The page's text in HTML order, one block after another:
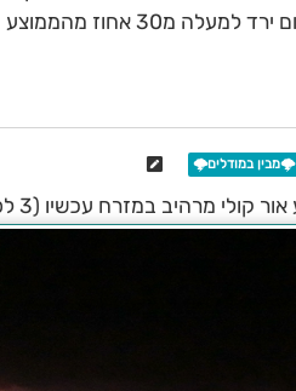
מ30 אחוז מהממוצע השנתי ועוד היד נטויה.
🌩️מבין במודלים🌩️
מרהיב במזרח עכשיו (3 לפנ"ב), בתמונה ברק מזרחית להרי ירושלים